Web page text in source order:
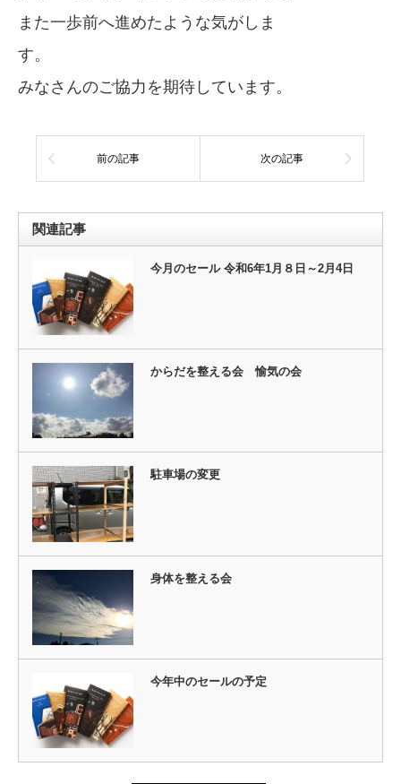
また一歩前へ進めたような気がしま
す。
みなさんのご協力を期待しています。
前の記事 次の記事
関連記事
今月のセール 令和6年1月８日～2月4日
からだを整える会 愉気の会
駐車場の変更
身体を整える会
今年中のセールの予定